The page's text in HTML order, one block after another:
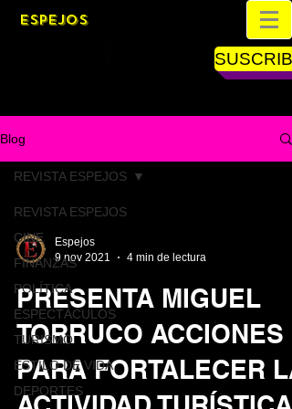
ESPEJOS
Blog
REVISTA ESPEJOS
CINE
FINANZAS
POLÍTICA
ESPECTÁCULOS
TURISMO
ESTILO DE VIDA
DEPORTES
REVISTA ESPEJOS
Espejos
9 nov 2021
4 min de lectura
PRESENTA MIGUEL
TORRUCO ACCIONES
PARA FORTALECER LA